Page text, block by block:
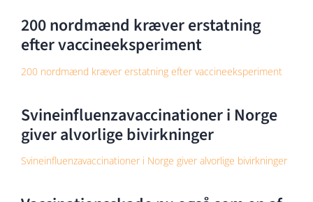
200 nordmænd kræver erstatning
efter vaccineeksperiment
200 nordmænd kræver erstatning efter vaccineeksperiment
Svineinfluenzavaccinationer i Norge
giver alvorlige bivirkninger
Svineinfluenzavaccinationer i Norge giver alvorlige bivirkninger